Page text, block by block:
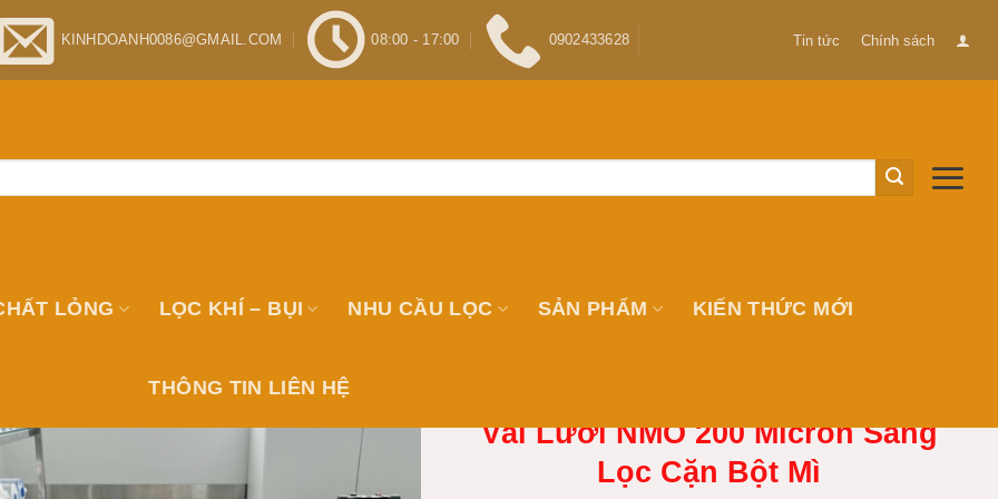
KINHDOANH0086@GMAIL.COM 08:00 - 17:00 0902433628 Tin tức Chính sách
LỎNG LỌC KHÍ – BỤI NHU CẦU LỌC SẢN PHẨM KIẾN THỨC MỚI
THÔNG TIN LIÊN HỆ
Vải Lưới NMO 200 Micron Sàng
Lọc Cặn Bột Mì